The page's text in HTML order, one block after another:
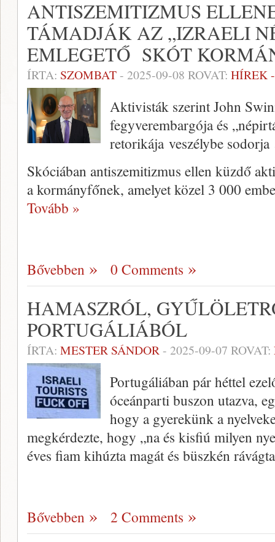
ANTISZEMITIZMUS
TÁMADJÁK AZ „IZRAELI
EMLEGETŐ SKÓT
ÍRTA: SZOMBAT- 2025-09-08 ROVAT: HÍREK
Aktivisták szerint John
fegyverembargója és
retorikája veszélybe sodorja
Skóciában antiszemitizmus ellen küzdő
a kormányfőnek, amelyet közel 3 000
Tovább »
Bővebben 0 Comments
HAMASZRÓL,
PORTUGÁLIÁBÓL
ÍRTA: MESTER SÁNDOR- 2025-09-07 ROVAT:
Portugáliában pár héttel
óceánparti buszon utazva,
hogy a gyerekünk a
megkérdezte, hogy „na és kisfiú milyen
éves fiam kihúzta magát és büszkén
Bővebben 2 Comments